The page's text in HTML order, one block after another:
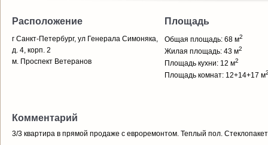
Расположение
г Санкт-Петербург, ул Генерала Симоняка,
д. 4, корп. 2
м. Проспект Ветеранов
Площадь
Общая площадь: 68 м2
Жилая площадь: 43 м2
Площадь кухни: 12 м2
Площадь комнат: 12+14+17 м
Комментарий
3/3 квартира в прямой продаже с евроремонтом. Теплый пол.